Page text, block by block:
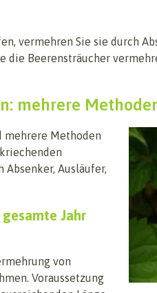
vermehren Sie sie durch
die Beerensträucher
mehrere
mehrere Methoden
Absenker, Ausläufer,
Jahr
von
Voraussetzung